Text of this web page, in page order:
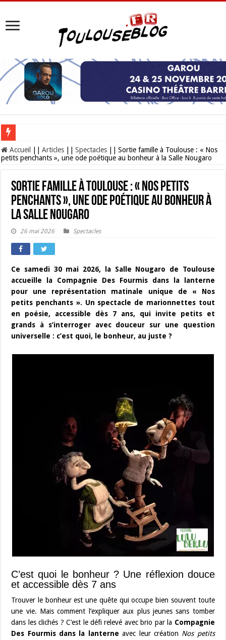
Les Nocturnes de la Cité de l’espace 2026 : l’événement incontournable de
Accueil Articles Spectacles
Sortie famille à Toulouse : « Nos
petits penchants », une ode poétique au bonheur à la Salle Nougaro
Sortie famille à Toulouse : « Nos petits
penchants », une ode poétique au bonheur à
la Salle Nougaro
26 mai 2026 Spectacles
Ce samedi 30 mai 2026, la Salle Nougaro de Toulouse
accueille la Compagnie Des Fourmis dans la lanterne
pour une représentation matinale unique de « Nos
petits penchants ». Un spectacle de marionnettes tout
en poésie, accessible dès 7 ans, qui invite petits et
grands à s’interroger avec douceur sur une question
universelle : c’est quoi, le bonheur, au juste ?
C’est quoi le bonheur ? Une réflexion douce
et accessible dès 7 ans
Trouver le bonheur est une quête qui occupe bien souvent toute
une vie. Mais comment l’expliquer aux plus jeunes sans tomber
dans les clichés ? C’est le défi relevé avec brio par la Compagnie
Des Fourmis dans la lanterne avec leur création Nos petits